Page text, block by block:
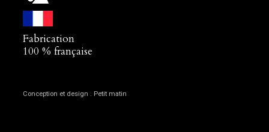
Fabrication
100 % française
Conception et design . Petit matin